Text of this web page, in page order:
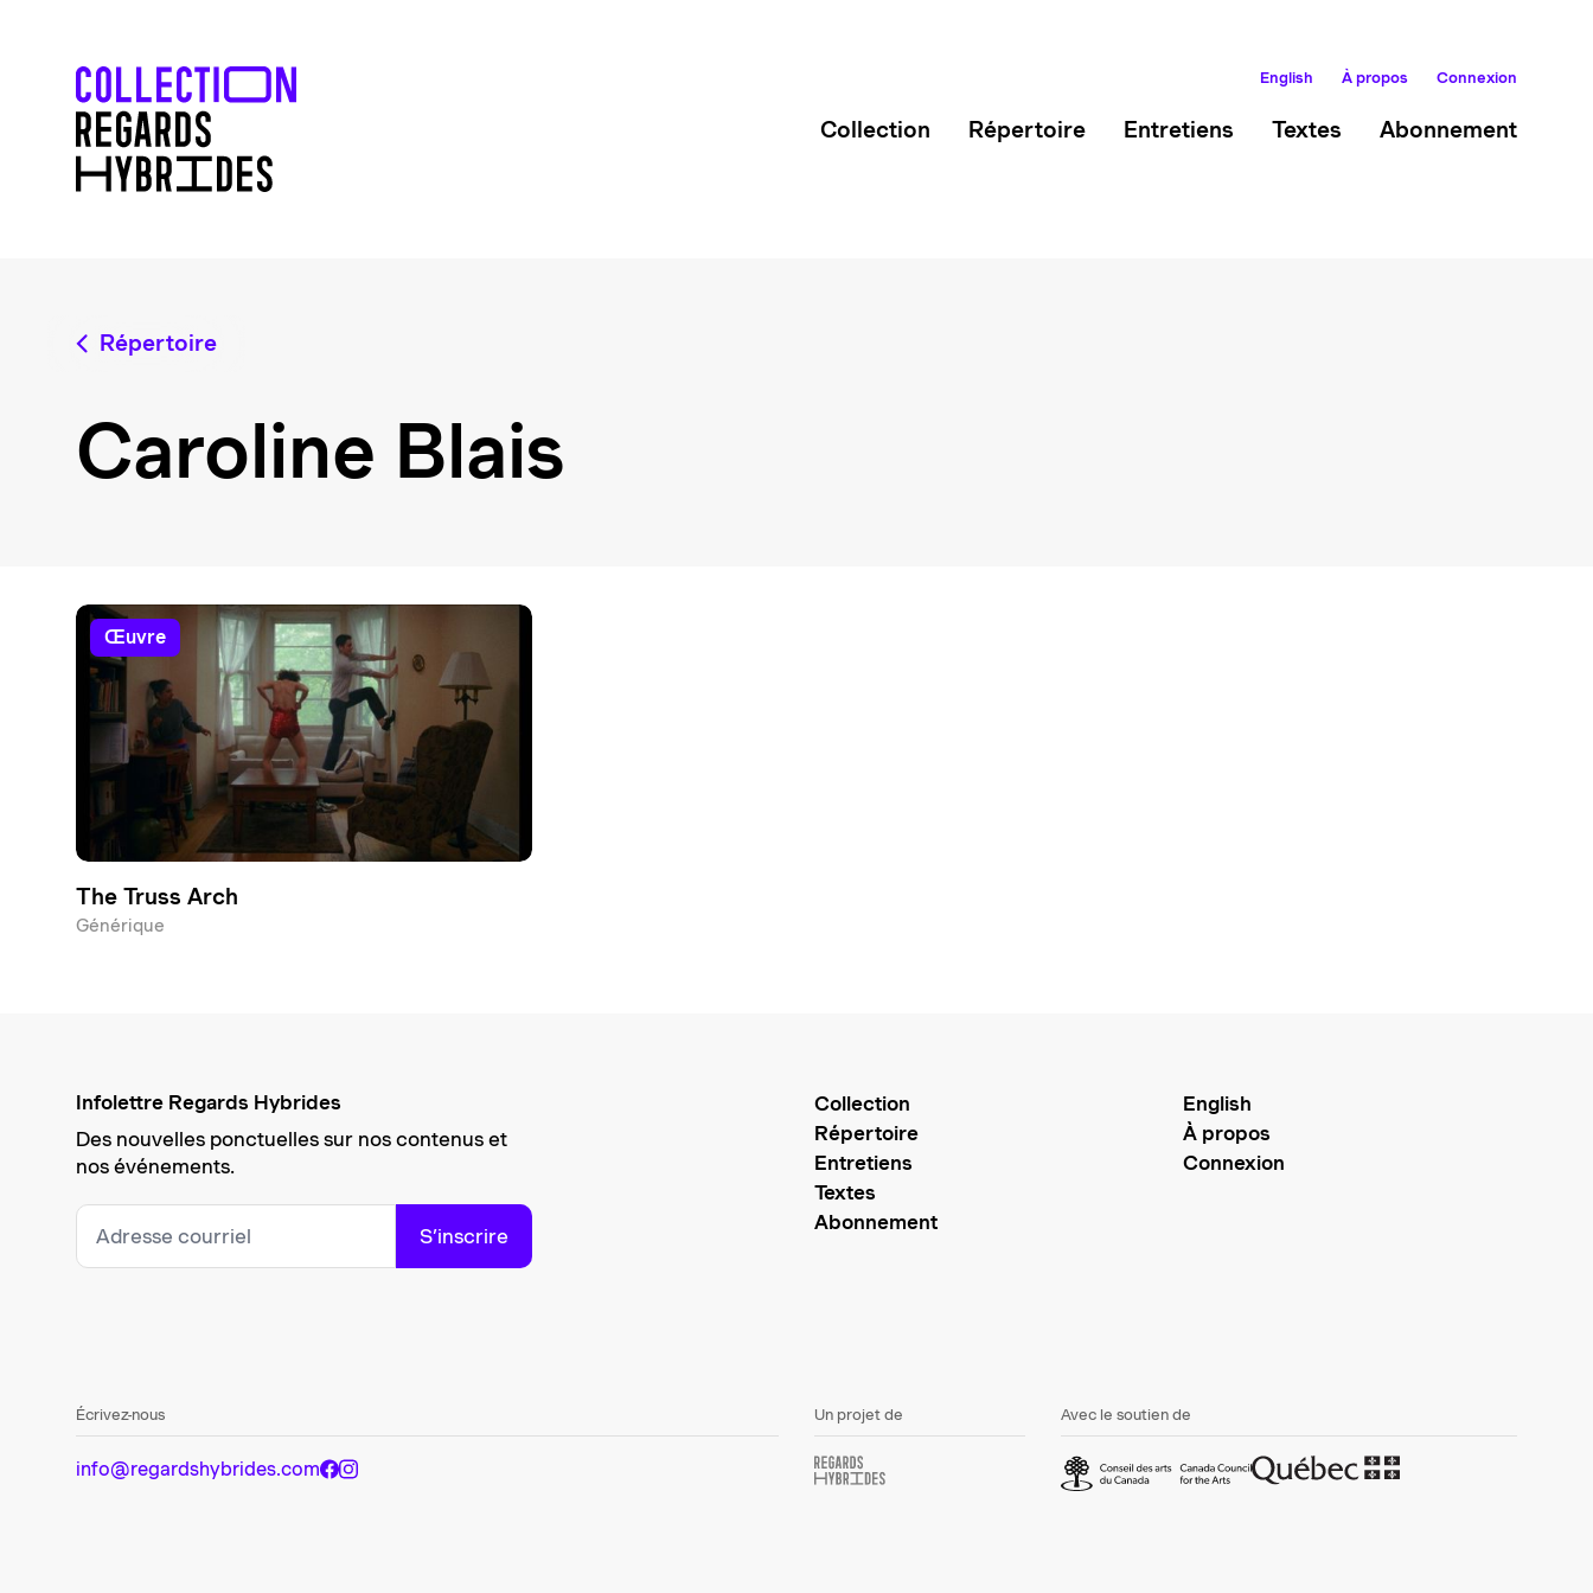
English À propos Connexion
Collection Répertoire Entretiens Textes Abonnement
Répertoire
Caroline Blais
œuvre
The Truss Arch
Générique
Infolettre Regards Hybrides
Des nouvelles ponctuelles sur nos contenus et
nos événements.
S’inscrire
Collection
Répertoire
Entretiens
Textes
Abonnement
English
À propos
Connexion
Écrivez-nous
info@regardshybrides.com
Un projet de Avec le soutien de